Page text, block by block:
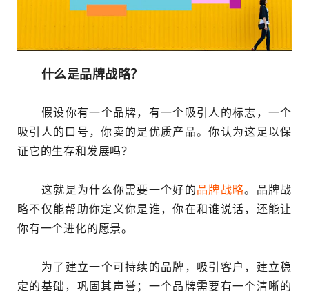
什么是品牌战略？
假设你有一个品牌，有一个吸引人的标志，一个
吸引人的口号，你卖的是优质产品。你认为这足以保
证它的生存和发展吗？
这就是为什么你需要一个好的品牌战略。品牌战
略不仅能帮助你定义你是谁，你在和谁说话，还能让
你有一个进化的愿景。
为了建立一个可持续的品牌，吸引客户，建立稳
定的基础，巩固其声誉；一个品牌需要有一个清晰的